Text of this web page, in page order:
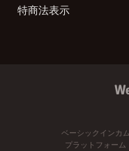
特商法表示
ベーシックインカム
プラットフォーム